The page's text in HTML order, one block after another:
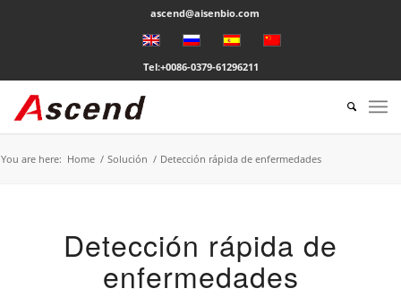
ascend@aisenbio.com
Tel:+0086-0379-61296211
You are here: Home / Solución / Detección rápida de enfermedades
Detección rápida de
enfermedades